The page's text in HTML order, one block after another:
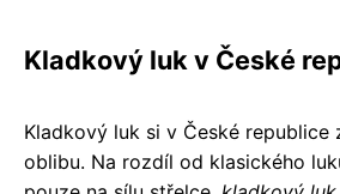
Kladkový luk v České
Kladkový luk si v České republice
oblibu. Na rozdíl od klasického